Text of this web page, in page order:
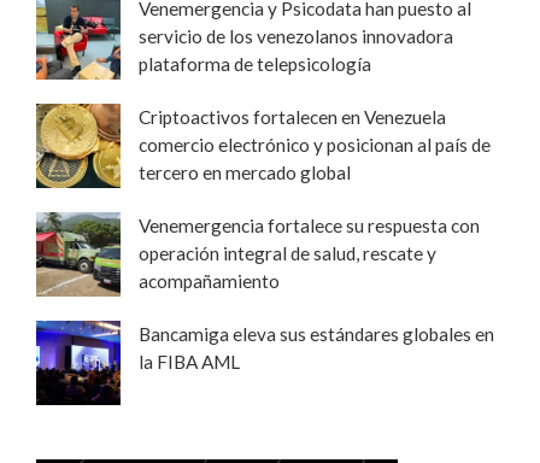
Venemergencia y Psicodata han puesto al
servicio de los venezolanos innovadora
plataforma de telepsicología
Criptoactivos fortalecen en Venezuela
comercio electrónico y posicionan al país de
tercero en mercado global
Venemergencia fortalece su respuesta con
operación integral de salud, rescate y
acompañamiento
Bancamiga eleva sus estándares globales en
la FIBA AML